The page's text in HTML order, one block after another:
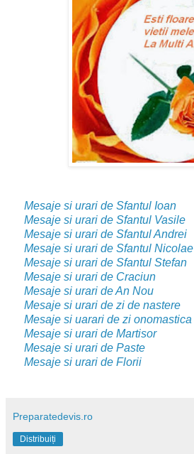
Mesaje si urari de Sfantul Ioan
Mesaje si urari de Sfantul Vasile
Mesaje si urari de Sfantul Andrei
Mesaje si urari de Sfantul Nicolae
Mesaje si urari de Sfantul Stefan
Mesaje si urari de Craciun
Mesaje si urari de An Nou
Mesaje si urari de zi de nastere
Mesaje si uarari de zi onomastica
Mesaje si urari de Martisor
Mesaje si urari de Paste
Mesaje si urari de Florii
Preparatedevis.ro
Distribuiți